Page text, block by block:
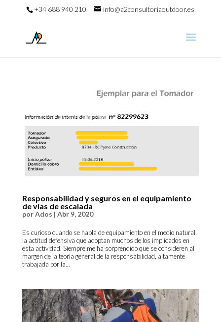
+34 688 940 210 info@a2consultoriaoutdoor.es
Responsabilidad y seguros en el equipamiento
de vías de escalada
porAdos | Abr 9, 2020
Es curioso cuando se habla de equipamiento en el medio natural,
la actitud defensiva que adoptan muchos de los implicados en
esta actividad. Siempre me ha sorprendido que se consideren al
margen de la teoría general de la responsabilidad, altamente
trabajada por la...